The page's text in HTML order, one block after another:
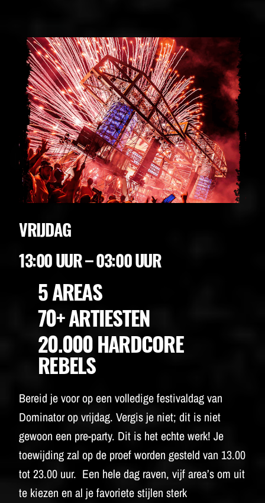
VRIJDAG
13:00 UUR – 03:00 UUR
5 AREAS
70+ ARTIESTEN
20.000 HARDCORE
REBELS
Bereid je voor op een volledige festivaldag van
Dominator op vrijdag. Vergis je niet; dit is niet
gewoon een pre-party. Dit is het echte werk! Je
toewijding zal op de proef worden gesteld van 13.00
tot 23.00 uur. Een hele dag raven, vijf area’s om uit
te kiezen en al je favoriete stijlen sterk